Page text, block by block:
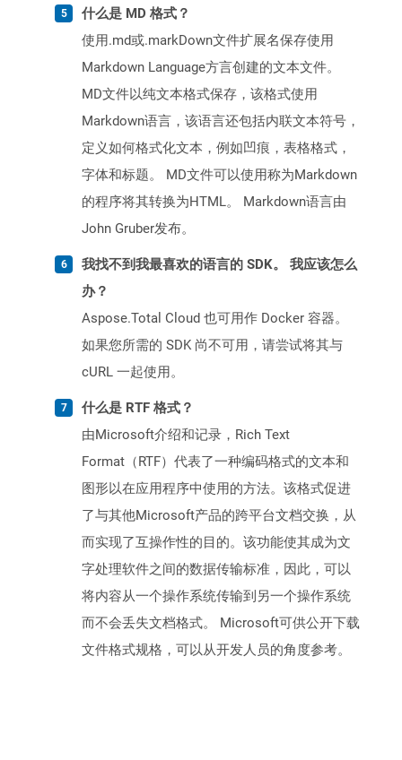
什么是 MD 格式？
使用.md或.markDown文件扩展名保存使用
Markdown Language方言创建的文本文件。
MD文件以纯文本格式保存，该格式使用
Markdown语言，该语言还包括内联文本符号，
定义如何格式化文本，例如凹痕，表格格式，
字体和标题。 MD文件可以使用称为Markdown
的程序将其转换为HTML。 Markdown语言由
John Gruber发布。
我找不到我最喜欢的语言的 SDK。 我应该怎么
办？
Aspose.Total Cloud 也可用作 Docker 容器。
如果您所需的 SDK 尚不可用，请尝试将其与
cURL 一起使用。
什么是 RTF 格式？
由Microsoft介绍和记录，Rich Text
Format（RTF）代表了一种编码格式的文本和
图形以在应用程序中使用的方法。该格式促进
了与其他Microsoft产品的跨平台文档交换，从
而实现了互操作性的目的。该功能使其成为文
字处理软件之间的数据传输标准，因此，可以
将内容从一个操作系统传输到另一个操作系统
而不会丢失文档格式。 Microsoft可供公开下载
文件格式规格，可以从开发人员的角度参考。